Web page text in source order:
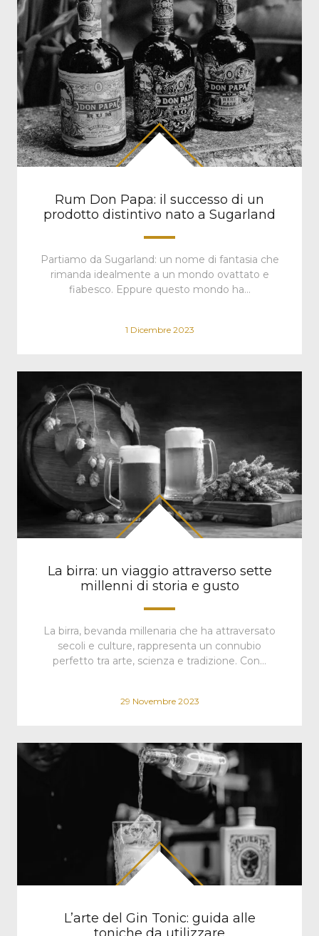
Rum Don Papa: il successo di un
prodotto distintivo nato a Sugarland
Partiamo da Sugarland: un nome di fantasia che
rimanda idealmente a un mondo ovattato e
fiabesco. Eppure questo mondo ha…
1 Dicembre 2023
La birra: un viaggio attraverso sette
millenni di storia e gusto
La birra, bevanda millenaria che ha attraversato
secoli e culture, rappresenta un connubio
perfetto tra arte, scienza e tradizione. Con…
29 Novembre 2023
L’arte del Gin Tonic: guida alle